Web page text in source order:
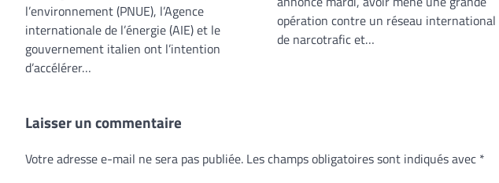
l’environnement (PNUE), l’Agence
internationale de l’énergie (AIE) et le
gouvernement italien ont l’intention
d’accélérer…
opération contre un réseau international
de narcotrafic et…
Laisser un commentaire
Votre adresse e-mail ne sera pas publiée. Les champs obligatoires sont indiqués avec *